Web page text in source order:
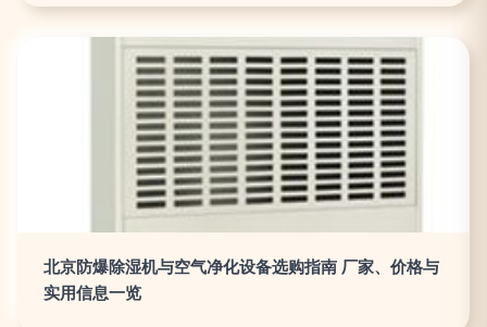
北京防爆除湿机与空气净化设备选购指南 厂家、价格与
实用信息一览